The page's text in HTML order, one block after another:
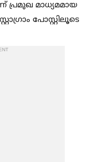
പ്രമുഖ മാധ്യമമായ
പോസ്റ്റിലൂടെ